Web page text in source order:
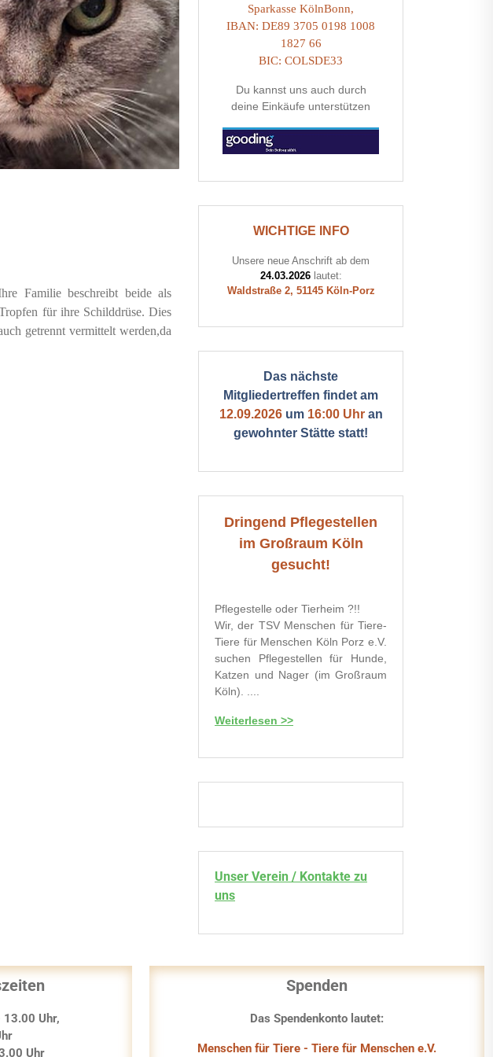
Familie beschreibt beide als
für ihre Schilddrüse. Dies
getrennt vermittelt werden,da
Sparkasse KölnBonn,
IBAN: DE89 3705 0198 1008
1827 66
BIC: COLSDE33
Du kannst uns auch durch
deine Einkäufe unterstützen
WICHTIGE INFO
Unsere neue Anschrift ab dem
24.03.2026lautet:
Waldstraße 2, 51145 Köln-Porz
Das nächste
Mitgliedertreffen findet am
12.09.2026um 16:00 Uhran
gewohnter Stätte statt!
Dringend Pflegestellen
im Großraum Köln
gesucht!
Pflegestelle oder Tierheim ?!!
Wir, der TSV Menschen für Tiere-
Tiere für Menschen Köln Porz e.V.
suchen Pflegestellen für Hunde,
Katzen und Nager (im Großraum
Köln). ....
Weiterlesen >>
Unser Verein / Kontakte zu
uns
Uhr,
Uhr
Spenden
Das Spendenkonto lautet:
Menschen für Tiere - Tiere für Menschen e.V.